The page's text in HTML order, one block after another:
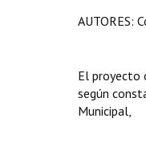
AUTORES:
El proyecto
según
Municipal,